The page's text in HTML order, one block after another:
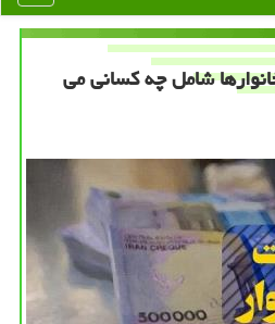
شامل چه كسانی می